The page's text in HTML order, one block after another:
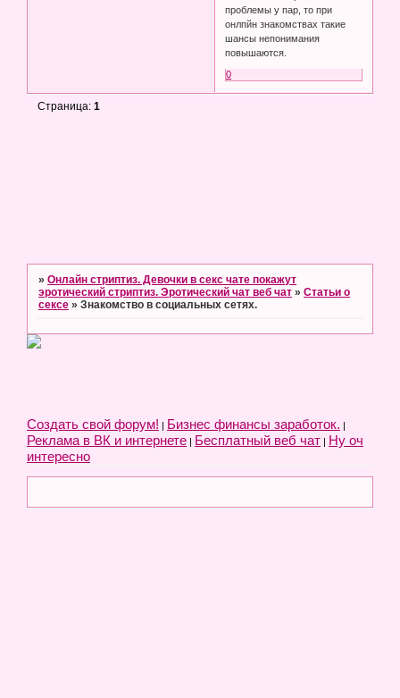
проблемы у пар, то при
онлпйн знакомствах такие
шансы непонимания
повышаются.
0
Страница:1
»Онлайн стриптиз. Девочки в секс чате покажут
эротический стриптиз. Эротический чат веб чат »Статьи о
сексе »Знакомство в социальных сетях.
Создать свой форум! | Бизнес финансы заработок. |
Реклама в ВК и интернете | Бесплатный веб чат | Ну оч
интересно